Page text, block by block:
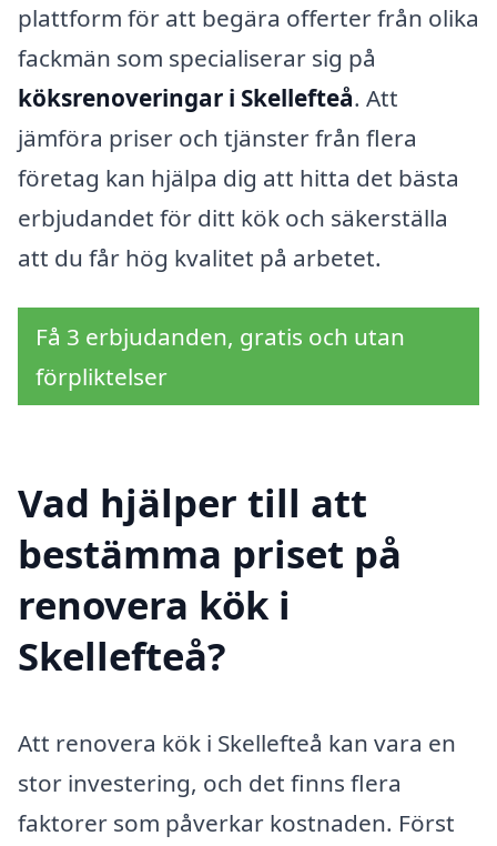
plattform för att begära offerter från olika
fackmän som specialiserar sig på
köksrenoveringar i Skellefteå. Att
jämföra priser och tjänster från flera
företag kan hjälpa dig att hitta det bästa
erbjudandet för ditt kök och säkerställa
att du får hög kvalitet på arbetet.
Få 3 erbjudanden, gratis och utan
förpliktelser
Vad hjälper till att
bestämma priset på
renovera kök i
Skellefteå?
Att renovera kök i Skellefteå kan vara en
stor investering, och det finns flera
faktorer som påverkar kostnaden. Först